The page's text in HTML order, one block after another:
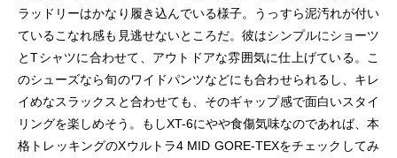
ラッドリーはかなり履き込んでいる様子。うっすら泥汚れが付い
ているこなれ感も見逃せないところだ。彼はシンプルにショーツ
とTシャツに合わせて、アウトドアな雰囲気に仕上げている。こ
のシューズなら旬のワイドパンツなどにも合わせられるし、キレ
イめなスラックスと合わせても、そのギャップ感で面白いスタイ
リングを楽しめそう。もしXT-6にやや食傷気味なのであれば、本
格トレッキングのXウルトラ4 MID GORE-TEXをチェックしてみ